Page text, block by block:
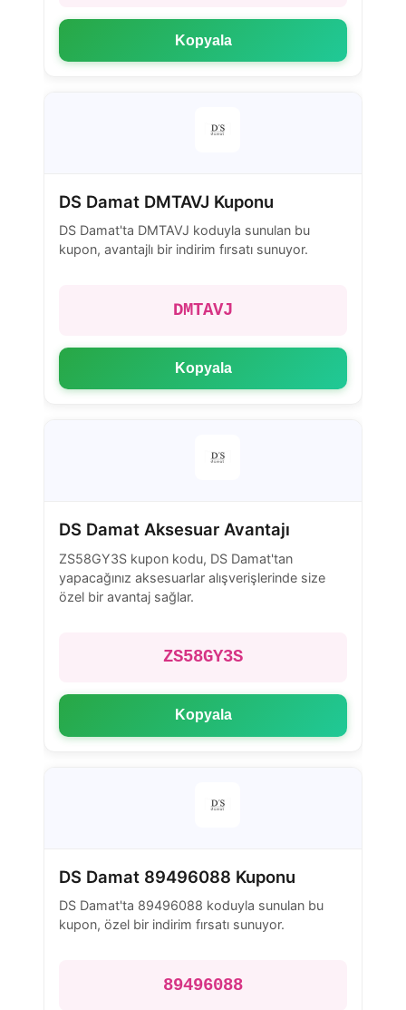
Kopyala
DS Damat DMTAVJ Kuponu
DS Damat'ta DMTAVJ koduyla sunulan bu
kupon, avantajlı bir indirim fırsatı sunuyor.
DMTAVJ
Kopyala
DS Damat Aksesuar Avantajı
ZS58GY3S kupon kodu, DS Damat'tan
yapacağınız aksesuarlar alışverişlerinde size
özel bir avantaj sağlar.
ZS58GY3S
Kopyala
DS Damat 89496088 Kuponu
DS Damat'ta 89496088 koduyla sunulan bu
kupon, özel bir indirim fırsatı sunuyor.
89496088